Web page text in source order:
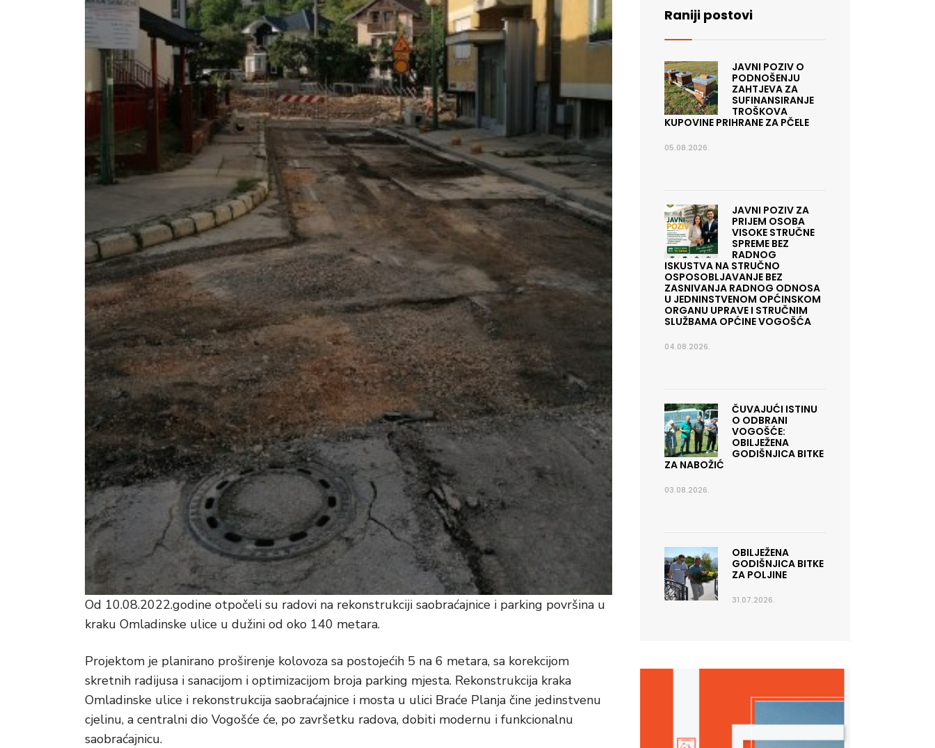
Od 10.08.2022.godine otpočeli su radovi na rekonstrukciji saobraćajnice i parking površina u
kraku Omladinske ulice u dužini od oko 140 metara.
Projektom je planirano proširenje kolovoza sa postojećih 5 na 6 metara, sa korekcijom
skretnih radijusa i sanacijom i optimizacijom broja parking mjesta. Rekonstrukcija kraka
Omladinske ulice i rekonstrukcija saobraćajnice i mosta u ulici Braće Planja čine jedinstvenu
cjelinu, a centralni dio Vogošće će, po završetku radova, dobiti modernu i funkcionalnu
saobraćajnicu.
Raniji postovi
JAVNI POZIV O
PODNOŠENJU
ZAHTJEVA ZA
SUFINANSIRANJE
TROŠKOVA
KUPOVINE PRIHRANE ZA PČELE
05.08.2026.
JAVNI POZIV ZA
PRIJEM OSOBA
VISOKE STRUČNE
SPREME BEZ
RADNOG
ISKUSTVA NA STRUČNO
OSPOSOBLJAVANJE BEZ
ZASNIVANJA RADNOG ODNOSA
U JEDNINSTVENOM OPĆINSKOM
ORGANU UPRAVE I STRUČNIM
SLUŽBAMA OPĆINE VOGOŠĆA
04.08.2026.
ČUVAJUĆI ISTINU
O ODBRANI
VOGOŠĆE:
OBILJEŽENA
GODIŠNJICA BITKE
ZA NABOŽIĆ
03.08.2026.
OBILJEŽENA
GODIŠNJICA BITKE
ZA POLJINE
31.07.2026.